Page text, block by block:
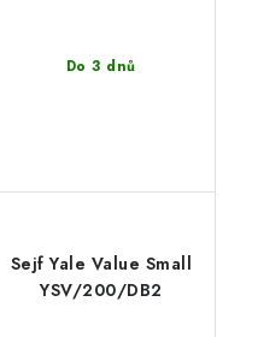
Do 3 dnů
Sejf Yale Value Small
YSV/200/DB2